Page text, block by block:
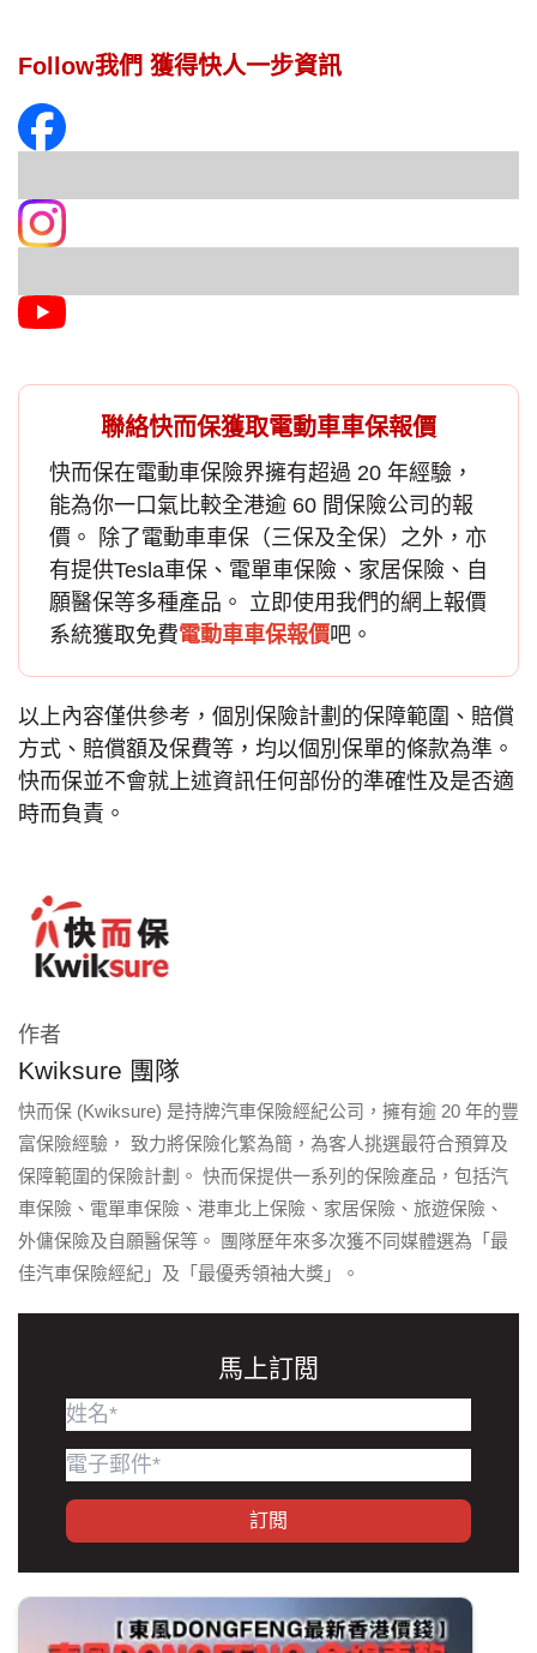
Follow我們 獲得快人一步資訊
聯絡快而保獲取電動車車保報價
快而保在電動車保險界擁有超過 20 年經驗，
能為你一口氣比較全港逾 60 間保險公司的報
價。 除了電動車車保（三保及全保）之外，亦
有提供Tesla車保 、電單車保險、家居保險、自
願醫保等多種產品。 立即使用我們的網上報價
系統獲取免費電動車車保報價吧。
以上內容僅供參考，個別保險計劃的保障範圍、賠償
方式、賠償額及保費等，均以個別保單的條款為準。
快而保並不會就上述資訊任何部份的準確性及是否適
時而負責。
作者
Kwiksure 團隊
快而保 (Kwiksure) 是持牌汽車保險經紀公司，擁有逾 20 年的豐
富保險經驗， 致力將保險化繁為簡，為客人挑選最符合預算及
保障範圍的保險計劃。 快而保提供一系列的保險產品，包括汽
車保險、電單車保險、港車北上保險、家居保險、旅遊保險、
外傭保險及自願醫保等。 團隊歷年來多次獲不同媒體選為「最
佳汽車保險經紀」及「最優秀領袖大獎」。
馬上訂閲
訂閲